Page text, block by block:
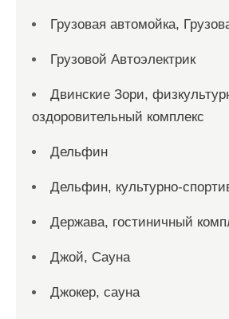
Грузовая автомойка,
Грузовой Автоэлектрик
Двинские Зори,
оздоровительный комплекс
Дельфин
Дельфин, культурно-
Держава, гостиничный
Джой, Сауна
Джокер, сауна